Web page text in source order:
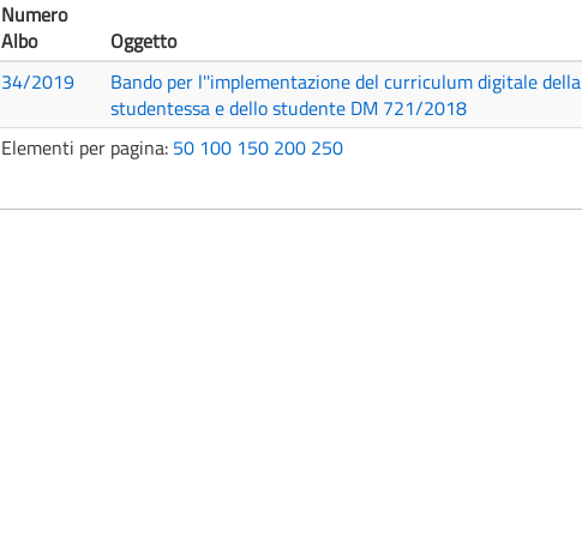
Numero
Albo
Oggetto
34/2019
Bando per l''implementazione del curriculum digitale della
studentessa e dello studente DM 721/2018
Elementi per pagina: 50 100 150 200 250